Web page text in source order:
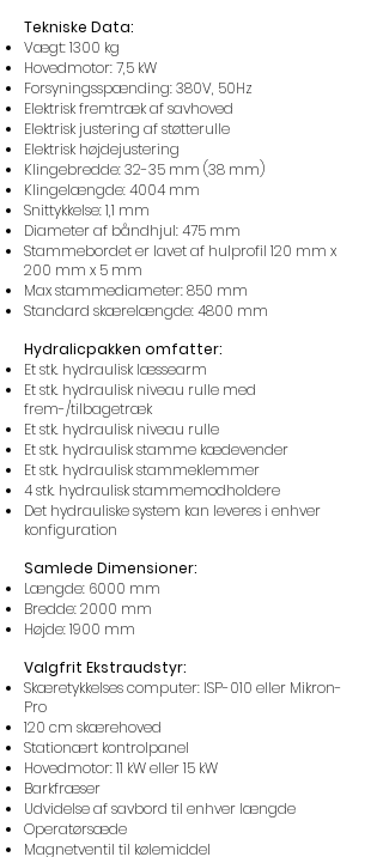
Tekniske Data:
Vægt: 1300 kg
Hovedmotor: 7,5 kW
Forsyningsspænding: 380V, 50Hz
Elektrisk fremtræk af savhoved
Elektrisk justering af støtterulle
Elektrisk højdejustering
Klingebredde: 32-35 mm (38 mm)
Klingelængde: 4004 mm
Snittykkelse: 1,1 mm
Diameter af båndhjul: 475 mm
Stammebordet er lavet af hulprofil 120 mm x
200 mm x 5 mm
Max stammediameter: 850 mm
Standard skærelængde: 4800 mm
Hydralicpakken omfatter:
Et stk. hydraulisk læssearm
Et stk. hydraulisk niveau rulle med
frem-/tilbagetræk
Et stk. hydraulisk niveau rulle
Et stk. hydraulisk stamme kædevender
Et stk. hydraulisk stammeklemmer
4 stk. hydraulisk stammemodholdere
Det hydrauliske system kan leveres i enhver
konfiguration
Samlede Dimensioner:
Længde: 6000 mm
Bredde: 2000 mm
Højde: 1900 mm
Valgfrit Ekstraudstyr:
Skæretykkelses computer: ISP-010 eller Mikron-
Pro
120 cm skærehoved
Stationært kontrolpanel
Hovedmotor: 11 kW eller 15 kW
Barkfræser
Udvidelse af savbord til enhver længde
Operatørsæde
Magnetventil til kølemiddel